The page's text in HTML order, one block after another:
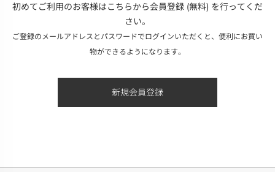
初めてご利用のお客様はこちらから会員登録 (無料) を行ってくだ
さい。
ご登録のメールアドレスとパスワードでログインいただくと、便利にお買い
物ができるようになります。